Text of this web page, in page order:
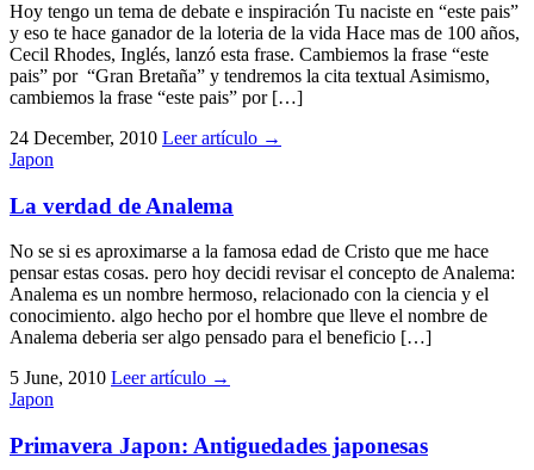
Hoy tengo un tema de debate e inspiración Tu naciste en “este pais”
y eso te hace ganador de la loteria de la vida Hace mas de 100 años,
Cecil Rhodes, Inglés, lanzó esta frase. Cambiemos la frase “este
pais” por “Gran Bretaña” y tendremos la cita textual Asimismo,
cambiemos la frase “este pais” por […]
24 December, 2010 Leer artículo →
Japon
La verdad de Analema
No se si es aproximarse a la famosa edad de Cristo que me hace
pensar estas cosas. pero hoy decidi revisar el concepto de Analema:
Analema es un nombre hermoso, relacionado con la ciencia y el
conocimiento. algo hecho por el hombre que lleve el nombre de
Analema deberia ser algo pensado para el beneficio […]
5 June, 2010 Leer artículo →
Japon
Primavera Japon: Antiguedades japonesas